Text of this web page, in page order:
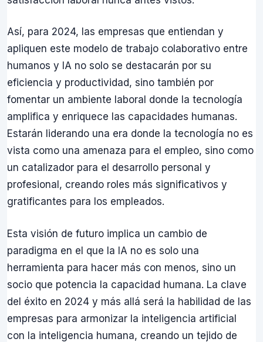
Así, para 2024, las empresas que entiendan y
apliquen este modelo de trabajo colaborativo entre
humanos y IA no solo se destacarán por su
eficiencia y productividad, sino también por
fomentar un ambiente laboral donde la tecnología
amplifica y enriquece las capacidades humanas.
Estarán liderando una era donde la tecnología no es
vista como una amenaza para el empleo, sino como
un catalizador para el desarrollo personal y
profesional, creando roles más significativos y
gratificantes para los empleados.
Esta visión de futuro implica un cambio de
paradigma en el que la IA no es solo una
herramienta para hacer más con menos, sino un
socio que potencia la capacidad humana. La clave
del éxito en 2024 y más allá será la habilidad de las
empresas para armonizar la inteligencia artificial
con la inteligencia humana, creando un tejido de